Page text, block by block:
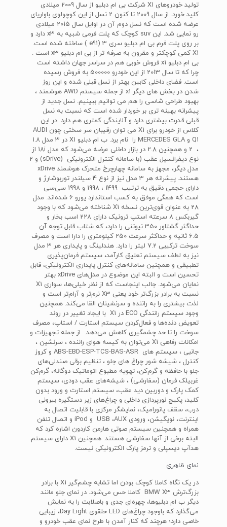
تولید خودروهای X1 شرکت بی ام دبلیو از سال 2009 میلادی
کلید خورد. از سال 2009 تا کنون 2 نسل از این کوچولوی باواریای
عرضه شده است که نسل دوم آن در اوایل سال 2015 میلادی
رو نمایی شد. این suv کوچک که پلت فرمی شبیه به x3 دارد و
بر روی پلت فرم بی ام دبلیو سری 3 (e91 ) ساخته شده است.
X1 کمی کوچکتر و مقرون به صرفه تر از بی ام دبلیو x3 است .
بی ام دبلیو x1 فروش خوبی هم در سراسر جهان داشته است
چرا که تا سال 2013 از این خودرو 500000 به فروش رسیده
است. فضای داخلی کابین بهتر از نسل قبلی شده و این روز
شدن در بخش های دیگر x1 از جمله سیستم AWD هوشمند ،
بهبود طراحی شاسی را هم می توانیم ببینیم. نسل جدید از
پیشرانه بهینه تری بر خوردار شده است که نسبت به نسل
قبلی قدرت بیشتری دارد و آلایندگی کمتری هم دارد. در این
کلاس از خودرو برای X1 می توان رقیبان سر سختی چون AUDI
Q1 و MERCEDES GLA را نام برد. ب‌ ام‌ دبلیو X1 در 3 مدل 1.8
،‌ 2 و همچنین 2.8 در بازار داخلی عرضه می‌شود که مدل 18i‌ از
نوع دیفرانسیل عقب (با سامانه کنترل الکترونیکی (sDrive) و 2
مدل دیگر، مجهز به سامانه چهارچرخ متحرک هوشمند xDrive
هستند. پیشرانه هر 3 مدل نیز از نوع 4 سیلندر توربوشارژ و
دارای حجمی دقیق به ترتیب 1499 ، 1998 و 1998 سی‌سی
است که همگی موفق به کسب استاندارد یورو 6 شده‌اند. مدل
28 به عنوان قوی‌ترین نسخه X1 شناخته می‌شود که با وجود
گیربکس 8 سرعته استپ ترونیک دارای 228 اسب بخار و
حداگثر گشتاور 350 نیوتنی را دارد، که شتاب‌ قابل توجه آن
6.5 ثانیه و حداکثر سرعت 250 کیلومتری را دارا است و مصرف
سوخت ترکیبی 7.2 لیتر را دارد. هندلینگ و پایداری هر 3 مدل
نیز به لطف سیستم تعلیق کارآمد، سیستم فرمان‌پذیری
تطبیقی و همچنین سامانه‌های کنترل پایداری الکترونیکی، قابل
تحسین است و البته این موضوع در مدل‌های xDrive بهتر
نمایان می‌شود. جالب اینجاست که از نظر خیلی‌ها، سواری X1
نسبت به برادر بزرگ‌تر خود یعنی X3 نرم‌تر و آرام‌تر است و
لذت بیشتری را به راننده و سرنشینان القا می‌کند. همچنین
وجود سیستم رانندگی ECO در X1 با ایجاد تغییر در روند
تعویض دنده‌ها و فعال‌کردن سیستم استارت / استاپ، مصرف
سوخت را تا حد چشمگیری کاهش می‌دهد. از جمله تجهیزات و
امکانات رفاهی X1 می‌توان به کیسه هوای راننده ، سرنشین ،
جانبی ، سیستم های ABS-EBD-ESP-TCS-BAS-ASR و کروز
کنترل ، شیشه شور چراغ های جلو ، تنظیم برقی صندلی‌های
جلو با حافظه و گرم‌کن، تهویه مطبوع اتوماتیک دو‌گانه، گرم‌کن
غربیلک فرمان (سفارشی) ، شیشه‌های عقب دودی، سیستم
کمک پارک و دوربین دید عقب، سیستم استارت و ورود بدون
کلید، پکیج نورپردازی داخلی و چراغ‌های زیر دستگیره بیرونی
درب، سقف پانورامیک، نمایشگر مرکزی با قابلیت اتصال به
اینترنت، نویگیشن، ورودی USB ،AUX و iPod و اتصال تلفن
همراه و همچنین سیستم صوتی‌ هارمن کاردون اشاره کرد که
البته برخی از آنها سفارشی هستند. همچنین X1 دارای سیستم
هدآپ دیسپلی و ترمز پارک الکترونیکی نیست.
نمای ظاهری
در یک نگاه کاملا کوچک بودن اما تشابه چشم‌گیر X1 با برادر
بزرگ‌ترش BMW X3 کاملا حس می‌شود. در نمای جلو مانند
دیگر ب‌ ام‌ دبلیو‌ها، چهره‌ای جدی و با‌صلابت را به نمایش
می‌گذارد که باوجود چراغ‌های LED حلقوی Day Light، زیبایی
خاصی دارد؛ هرچند که کنار آمدن با طرح نمای عقب خودرو و